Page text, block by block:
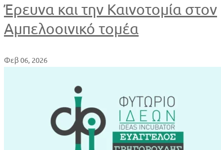
Έρευνα και την Καινοτομία στον
Αμπελοοινικό τομέα
Φεβ 06, 2026